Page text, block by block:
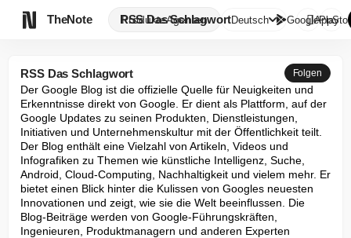
TheNote ProdukteAgenten
RSS Das SchlagwortDeutsch GooglePlay

RSS Das Schlagwort Folgen
Der Google Blog ist die offizielle Quelle für Neuigkeiten und
Erkenntnisse direkt von Google. Er dient als Plattform, auf der
Google Updates zu seinen Produkten, Dienstleistungen,
Initiativen und Unternehmenskultur mit der Öffentlichkeit teilt.
Der Blog enthält eine Vielzahl von Artikeln, Videos und
Infografiken zu Themen wie künstliche Intelligenz, Suche,
Android, Cloud-Computing, Nachhaltigkeit und vielem mehr. Er
bietet einen Blick hinter die Kulissen von Googles neuesten
Innovationen und zeigt, wie sie die Welt beeinflussen. Die
Blog-Beiträge werden von Google-Führungskräften,
Ingenieuren, Produktmanagern und anderen Experten